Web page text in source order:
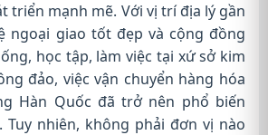
triển mạnh mẽ. Với vị trí địa lý gần
ngoại giao tốt đẹp và cộng đồng
học tập, làm việc tại xứ sở kim
đảo, việc vận chuyển hàng hóa
Hàn Quốc đã trở nên phổ biến
Tuy nhiên, không phải đơn vị nào